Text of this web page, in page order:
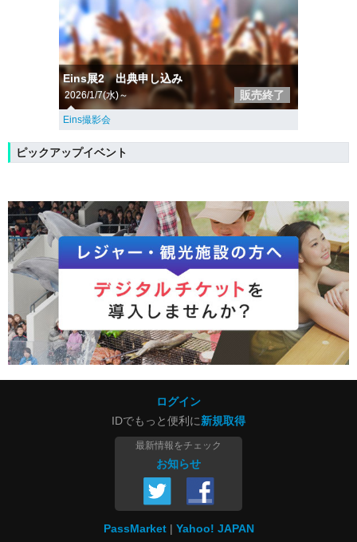
Eins展2 出典申し込み
2026/1/7(水)～ 販売終了
Eins撮影会
ピックアップイベント
ログイン
IDでもっと便利に新規取得
最新情報をチェック
お知らせ
PassMarket Yahoo! JAPAN